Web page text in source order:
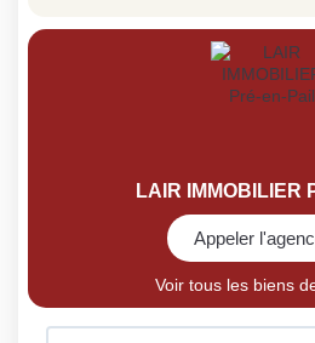
LAIR IMMOBILIER
Appeler
Voir tous les biens